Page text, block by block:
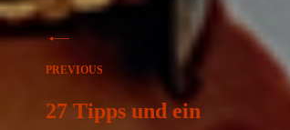
PREVIOUS
27 Tipps und ein